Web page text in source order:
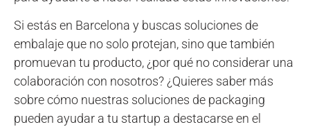
Si estás en Barcelona y buscas soluciones de
embalaje que no solo protejan, sino que también
promuevan tu producto, ¿por qué no considerar una
colaboración con nosotros? ¿Quieres saber más
sobre cómo nuestras soluciones de packaging
pueden ayudar a tu startup a destacarse en el